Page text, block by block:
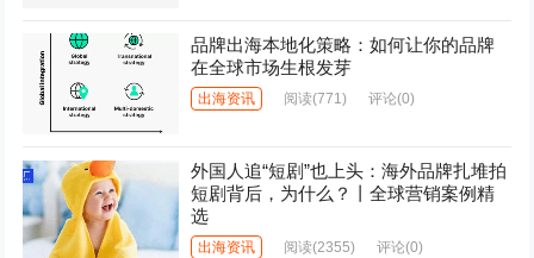
品牌出海本地化策略：如何让你的品牌
在全球市场生根发芽
出海资讯 阅读(771) 评论(0)
外国人追“短剧”也上头：海外品牌扎堆拍
短剧背后，为什么？丨全球营销案例精
选
出海资讯 阅读(2355) 评论(0)